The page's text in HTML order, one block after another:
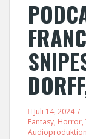
Juli 14, 2024
Fantasy, Horror,
Audioproduktion